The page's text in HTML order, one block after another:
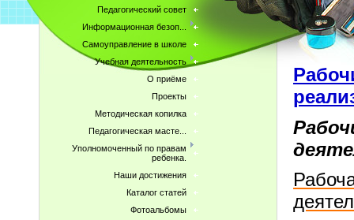
Педагогический совет
Информационная безоп...
Самоуправление в школе
Учебная деятельность
О приёме
Проекты
Методическая копилка
Педагогическая масте...
Уполномоченный по правам
ребенка.
Наши достижения
Каталог статей
Фотоальбомы